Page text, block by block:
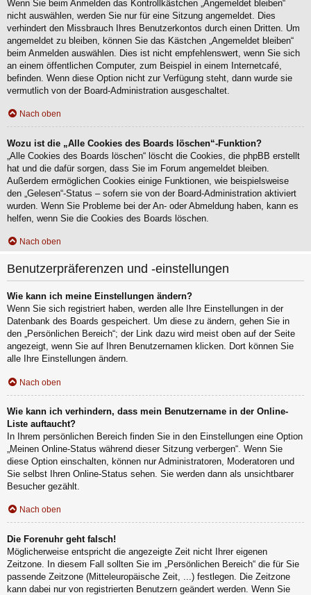
Wenn Sie beim Anmelden das Kontrollkästchen „Angemeldet bleiben“
nicht auswählen, werden Sie nur für eine Sitzung angemeldet. Dies
verhindert den Missbrauch Ihres Benutzerkontos durch einen Dritten. Um
angemeldet zu bleiben, können Sie das Kästchen „Angemeldet bleiben“
beim Anmelden auswählen. Dies ist nicht empfehlenswert, wenn Sie sich
an einem öffentlichen Computer, zum Beispiel in einem Internetcafé,
befinden. Wenn diese Option nicht zur Verfügung steht, dann wurde sie
vermutlich von der Board-Administration ausgeschaltet.
Nach oben
Wozu ist die „Alle Cookies des Boards löschen“-Funktion?
„Alle Cookies des Boards löschen“ löscht die Cookies, die phpBB erstellt
hat und die dafür sorgen, dass Sie im Forum angemeldet bleiben.
Außerdem ermöglichen Cookies einige Funktionen, wie beispielsweise
den „Gelesen“-Status – sofern sie von der Board-Administration aktiviert
wurden. Wenn Sie Probleme bei der An- oder Abmeldung haben, kann es
helfen, wenn Sie die Cookies des Boards löschen.
Nach oben
Benutzerpräferenzen und -einstellungen
Wie kann ich meine Einstellungen ändern?
Wenn Sie sich registriert haben, werden alle Ihre Einstellungen in der
Datenbank des Boards gespeichert. Um diese zu ändern, gehen Sie in
den „Persönlichen Bereich“; der Link dazu wird meist oben auf der Seite
angezeigt, wenn Sie auf Ihren Benutzernamen klicken. Dort können Sie
alle Ihre Einstellungen ändern.
Nach oben
Wie kann ich verhindern, dass mein Benutzername in der Online-
Liste auftaucht?
In Ihrem persönlichen Bereich finden Sie in den Einstellungen eine Option
„Meinen Online-Status während dieser Sitzung verbergen“. Wenn Sie
diese Option einschalten, können nur Administratoren, Moderatoren und
Sie selbst Ihren Online-Status sehen. Sie werden dann als unsichtbarer
Besucher gezählt.
Nach oben
Die Forenuhr geht falsch!
Möglicherweise entspricht die angezeigte Zeit nicht Ihrer eigenen
Zeitzone. In diesem Fall sollten Sie im „Persönlichen Bereich“ die für Sie
passende Zeitzone (Mitteleuropäische Zeit, ...) festlegen. Die Zeitzone
kann dabei nur von registrierten Benutzern geändert werden. Wenn Sie